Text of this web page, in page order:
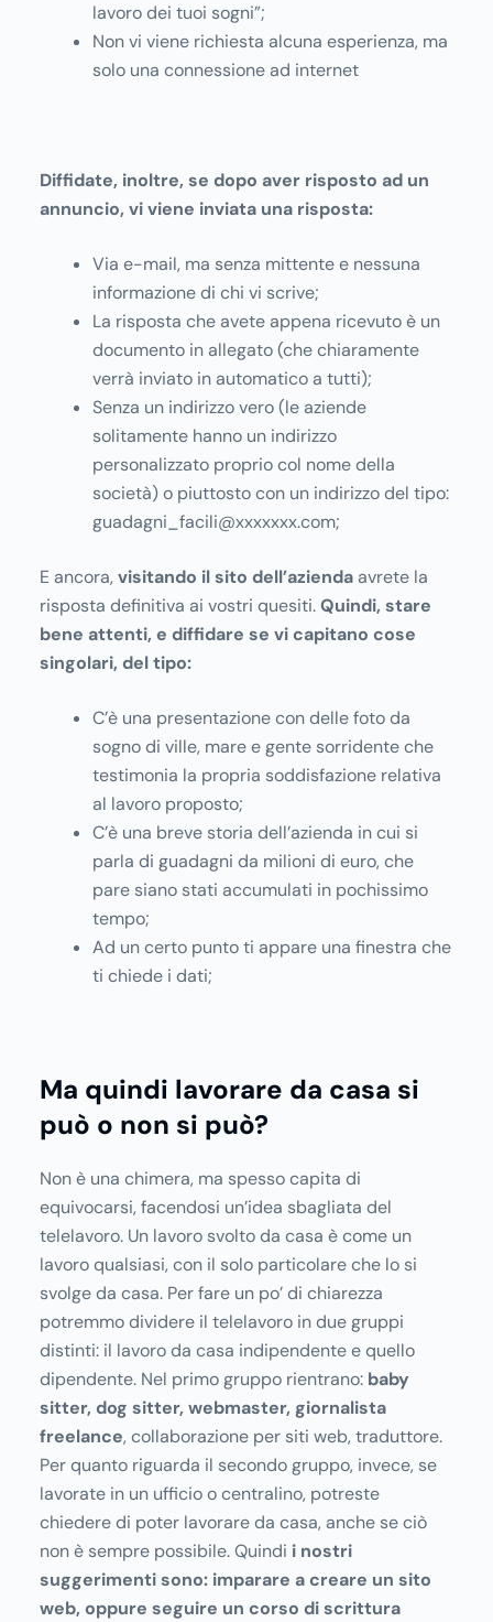
lavoro dei tuoi sogni”;
Non vi viene richiesta alcuna esperienza, ma
solo una connessione ad internet
Diffidate, inoltre, se dopo aver risposto ad un
annuncio, vi viene inviata una risposta:
Via e-mail, ma senza mittente e nessuna
informazione di chi vi scrive;
La risposta che avete appena ricevuto è un
documento in allegato (che chiaramente
verrà inviato in automatico a tutti);
Senza un indirizzo vero (le aziende
solitamente hanno un indirizzo
personalizzato proprio col nome della
società) o piuttosto con un indirizzo del tipo:
guadagni_facili@xxxxxxx.com;
E ancora,visitando il sito dell’azienda avrete la
risposta definitiva ai vostri quesiti.Quindi, stare
bene attenti, e diffidare se vi capitano cose
singolari, del tipo:
C’è una presentazione con delle foto da
sogno di ville, mare e gente sorridente che
testimonia la propria soddisfazione relativa
al lavoro proposto;
C’è una breve storia dell’azienda in cui si
parla di guadagni da milioni di euro, che
pare siano stati accumulati in pochissimo
tempo;
Ad un certo punto ti appare una finestra che
ti chiede i dati;
Ma quindi lavorare da casa si
può o non si può?
Non è una chimera, ma spesso capita di
equivocarsi, facendosi un’idea sbagliata del
telelavoro. Un lavoro svolto da casa è come un
lavoro qualsiasi, con il solo particolare che lo si
svolge da casa. Per fare un po’ di chiarezza
potremmo dividere il telelavoro in due gruppi
distinti: il lavoro da casa indipendente e quello
dipendente. Nel primo gruppo rientrano: baby
sitter, dog sitter, webmaster, giornalista
freelance, collaborazione per siti web, traduttore.
Per quanto riguarda il secondo gruppo, invece, se
lavorate in un ufficio o centralino, potreste
chiedere di poter lavorare da casa, anche se ciò
non è sempre possibile. Quindi i nostri
suggerimenti sono: imparare a creare un sito
web, oppure seguire un corso di scrittura